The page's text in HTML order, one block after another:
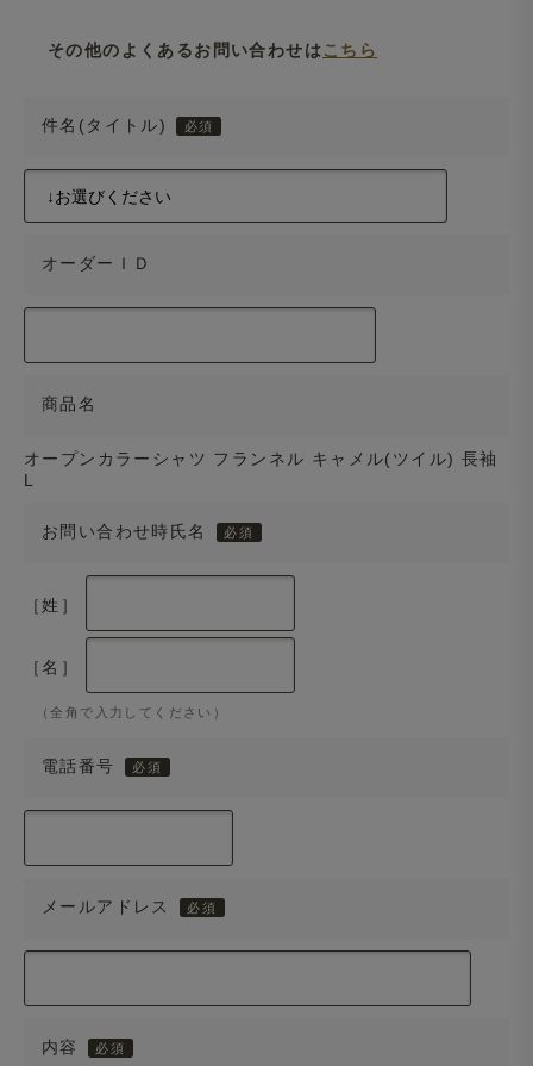
その他のよくあるお問い合わせは こちら
件名(タイトル)
オーダーＩＤ
商品名
オープンカラーシャツ フランネル キャメル(ツイル) 長袖
L
お問い合わせ時氏名
［姓］
［名］
（全角で入力してください）
電話番号
メールアドレス
内容